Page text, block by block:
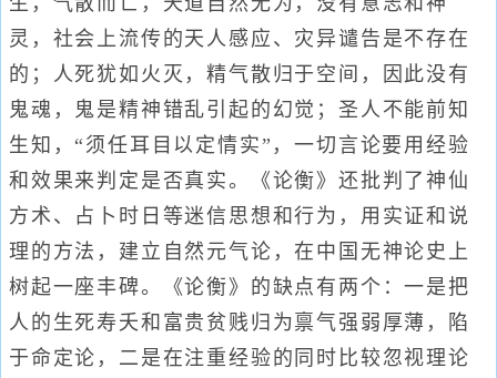
灵，社会上流传的天人感应、灾异谴告是不存在
的；人死犹如火灭，精气散归于空间，因此没有
鬼魂，鬼是精神错乱引起的幻觉；圣人不能前知
生知，“须任耳目以定情实”，一切言论要用经验
和效果来判定是否真实。《论衡》还批判了神仙
方术、占卜时日等迷信思想和行为，用实证和说
理的方法，建立自然元气论，在中国无神论史上
树起一座丰碑。《论衡》的缺点有两个：一是把
人的生死寿夭和富贵贫贱归为禀气强弱厚薄，陷
于命定论，二是在注重经验的同时比较忽视理论